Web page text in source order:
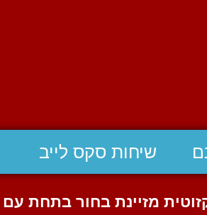
שיחות סקס לייב
מזיינת בחור בתחת